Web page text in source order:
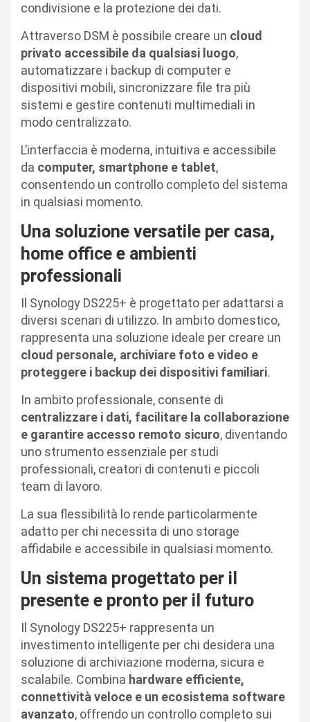
condivisione e la protezione dei dati.
Attraverso DSM è possibile creare un cloud
privato accessibile da qualsiasi luogo,
automatizzare i backup di computer e
dispositivi mobili, sincronizzare file tra più
sistemi e gestire contenuti multimediali in
modo centralizzato.
L’interfaccia è moderna, intuitiva e accessibile
da computer, smartphone e tablet,
consentendo un controllo completo del sistema
in qualsiasi momento.
Una soluzione versatile per casa,
home office e ambienti
professionali
Il Synology DS225+ è progettato per adattarsi a
diversi scenari di utilizzo. In ambito domestico,
rappresenta una soluzione ideale per creare un
cloud personale, archiviare foto e video e
proteggere i backup dei dispositivi familiari.
In ambito professionale, consente di
centralizzare i dati, facilitare la collaborazione
e garantire accesso remoto sicuro, diventando
uno strumento essenziale per studi
professionali, creatori di contenuti e piccoli
team di lavoro.
La sua flessibilità lo rende particolarmente
adatto per chi necessita di uno storage
affidabile e accessibile in qualsiasi momento.
Un sistema progettato per il
presente e pronto per il futuro
Il Synology DS225+ rappresenta un
investimento intelligente per chi desidera una
soluzione di archiviazione moderna, sicura e
scalabile. Combina hardware efficiente,
connettività veloce e un ecosistema software
avanzato, offrendo un controllo completo sui